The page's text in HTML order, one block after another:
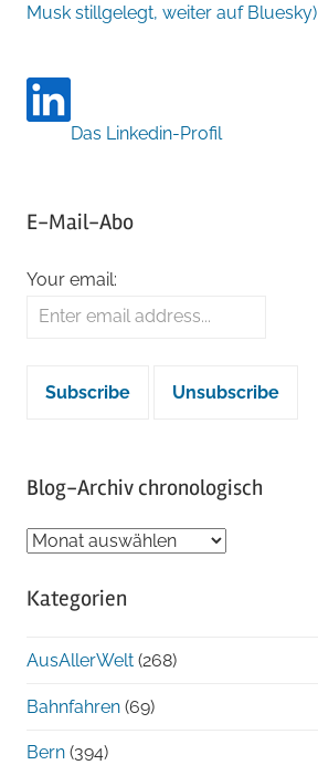
Musk stillgelegt, weiter auf Bluesky)
Das Linkedin-Profil
E-Mail-Abo
Your email:
Blog-Archiv chronologisch
Blog-
chronologisch
Kategorien
AusAllerWelt (268)
Bahnfahren (69)
Bern (394)